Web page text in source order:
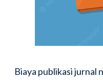
Biaya publikasi jurnal